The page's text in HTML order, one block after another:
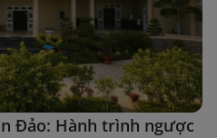
Đảo: Hành trình ngược